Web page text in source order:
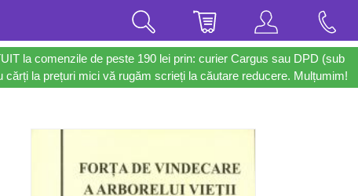
la comenzile de peste 190 lei prin: curier Cargus sau DPD (sub
la prețuri mici vă rugăm scrieți la căutare reducere. Mulțumim!